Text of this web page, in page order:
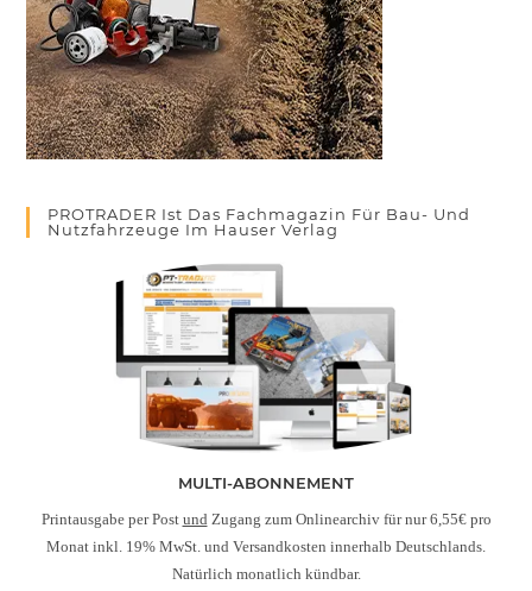
PROTRADER Ist Das Fachmagazin Für Bau- Und
Nutzfahrzeuge Im Hauser Verlag
MULTI-ABONNEMENT
Printausgabe per Post und Zugang zum Onlinearchiv für nur 6,55€ pro
Monat inkl. 19% MwSt. und Versandkosten innerhalb Deutschlands.
Natürlich monatlich kündbar.